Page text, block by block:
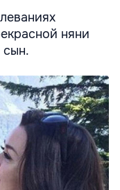
няни
сын.